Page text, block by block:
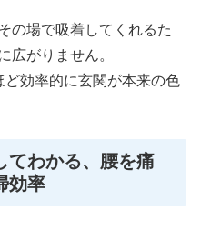
の場で吸着してくれるた
広がりません。
効率的に玄関が本来の色
てわかる、腰を痛
効率